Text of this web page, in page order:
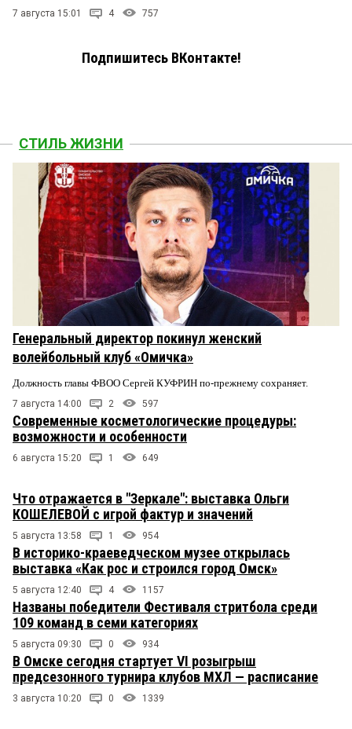
7 августа 15:01 4 757
Подпишитесь ВКонтакте!
СТИЛЬ ЖИЗНИ
Генеральный директор покинул женский
волейбольный клуб «Омичка»
Должность главы ФВОО Сергей КУФРИН по-прежнему сохраняет.
7 августа 14:00 2 597
Современные косметологические процедуры:
возможности и особенности
6 августа 15:20 1 649
Что отражается в "Зеркале": выставка Ольги
КОШЕЛЕВОЙ с игрой фактур и значений
5 августа 13:58 1 954
В историко-краеведческом музее открылась
выставка «Как рос и строился город Омск»
5 августа 12:40 4 1157
Названы победители Фестиваля стритбола среди
109 команд в семи категориях
5 августа 09:30 0 934
В Омске сегодня стартует VI розыгрыш
предсезонного турнира клубов МХЛ — расписание
3 августа 10:20 0 1339